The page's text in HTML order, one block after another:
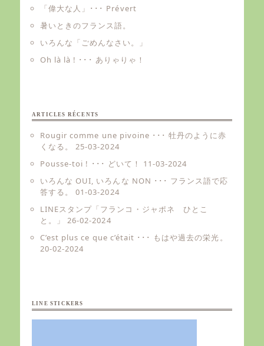
「偉大な人」･･･ Prévert
暑いときのフランス語。
いろんな「ごめんなさい。」
Oh là là ! ･･･ ありゃりゃ！
ARTICLES RÉCENTS
Rougir comme une pivoine ･･･ 牡丹のように赤
くなる。
25-03-2024
Pousse-toi ! ･･･ どいて！
11-03-2024
いろんな OUI, いろんな NON ･･･ フランス語で応
答する。
01-03-2024
LINEスタンプ「フランコ・ジャポネ ひとこ
と。」
26-02-2024
C’est plus ce que c’était ･･･ もはや過去の栄光。
20-02-2024
LINE STICKERS